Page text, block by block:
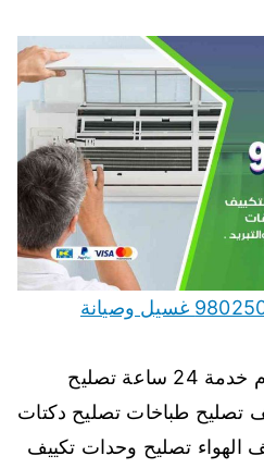
تصليح مكيفات القصر 98025055 غسيل وصيانة
تصليح مكيفات القصر نقدم خدمة 24 ساعة تصليح
تصليح طباخات تصليح دكتات
تصليح وحدات تكييف